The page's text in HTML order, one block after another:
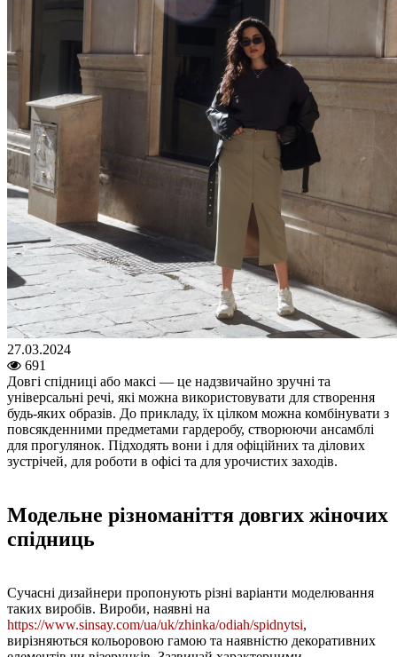
27.03.2024
691
Довгі спідниці або максі — це надзвичайно зручні та
універсальні речі, які можна використовувати для створення
будь-яких образів. До прикладу, їх цілком можна комбінувати з
повсякденними предметами гардеробу, створюючи ансамблі
для прогулянок. Підходять вони і для офіційних та ділових
зустрічей, для роботи в офісі та для урочистих заходів.
Модельне різноманіття довгих жіночих
спідниць
Сучасні дизайнери пропонують різні варіанти моделювання
таких виробів. Вироби, наявні на
https://www.sinsay.com/ua/uk/zhinka/odiah/spidnytsi,
вирізняються кольоровою гамою та наявністю декоративних